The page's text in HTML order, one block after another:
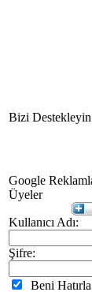
Bizi Destekleyin
Google
Üyeler
Kullanıcı Adı:
Şifre:
Beni Hatırla